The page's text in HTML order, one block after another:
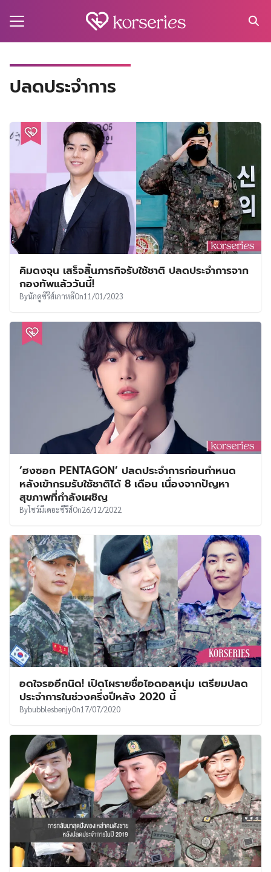
ปลดประจำการ
คิมดงจุน เสร็จสิ้นภารกิจรับใช้ชาติ ปลดประจำการจาก
กองทัพแล้ววันนี้!
Byนักดูซีรีส์เกาหลีOn11/01/2023
‘ฮงซอก PENTAGON’ ปลดประจำการก่อนกำหนด
หลังเข้ากรมรับใช้ชาติได้ 8 เดือน เนื่องจากปัญหา
สุขภาพที่กำลังเผชิญ
Byโชว์มีเดอะซีรีส์On26/12/2022
อดใจรออีกนิด! เปิดโผรายชื่อไอดอลหนุ่ม เตรียมปลด
ประจำการในช่วงครึ่งปีหลัง 2020 นี้
BybubblesbenjyOn17/07/2020